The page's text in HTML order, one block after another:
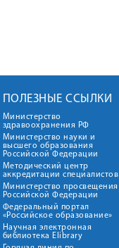
ПОЛЕЗНЫЕ ССЫЛКИ
Министерство
здравоохранения РФ
Министерство науки и
высшего образования
Российской Федерации
Методический центр
аккредитации специалистов
Министерство просвещения
Российской Федерации
Федеральный портал
«Российское образование»
Научная электронная
библиотека Elibrary